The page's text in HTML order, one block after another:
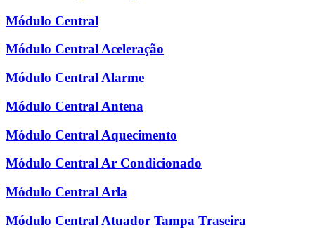
Módulo Central
Módulo Central Aceleração
Módulo Central Alarme
Módulo Central Antena
Módulo Central Aquecimento
Módulo Central Ar Condicionado
Módulo Central Arla
Módulo Central Atuador Tampa Traseira